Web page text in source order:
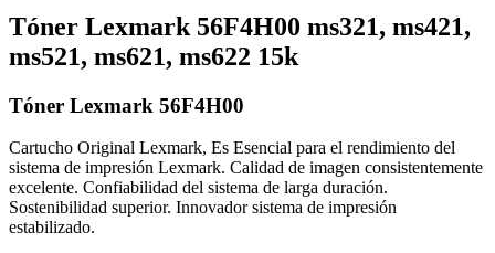
Tóner Lexmark 56F4H00 ms321, ms421,
ms521, ms621, ms622 15k
Tóner Lexmark 56F4H00
Cartucho Original Lexmark, Es Esencial para el rendimiento del
sistema de impresión Lexmark. Calidad de imagen consistentemente
excelente. Confiabilidad del sistema de larga duración.
Sostenibilidad superior. Innovador sistema de impresión
estabilizado.